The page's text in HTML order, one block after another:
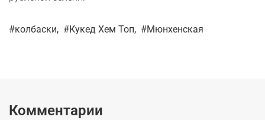
#колбаски, #Кукед Хем Топ, #Мюнхенская
Комментарии